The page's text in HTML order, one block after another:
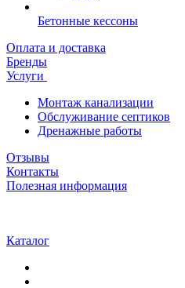
Бетонные кессоны
Оплата и доставка
Бренды
Услуги
Монтаж канализации
Обслуживание септиков
Дренажные работы
Отзывы
Контакты
Полезная информация
Каталог